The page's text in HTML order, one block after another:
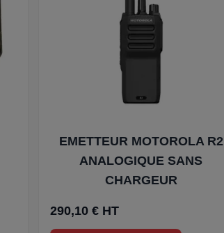
EMETTEUR MOTOROLA R2
ANALOGIQUE SANS
CHARGEUR
290,10 € HT